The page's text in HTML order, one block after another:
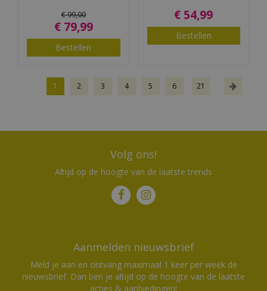
€99,00
€ 79,99
Bestellen
€ 54,99
Bestellen
1 2 3 4 5 6 21
Volg ons!
Altijd op de hoogte van de laatste trends
Aanmelden nieuwsbrief
Meld je aan en ontvang maximaal 1 keer per week de
nieuwsbrief. Dan ben je altijd op de hoogte van de laatste
acties & aanbiedingen!